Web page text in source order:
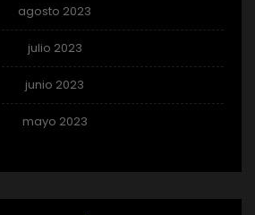
agosto 2023
julio 2023
junio 2023
mayo 2023